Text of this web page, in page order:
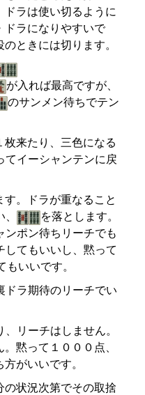
ドラは使い切るように
ドラになりやすいで
ときには切ります。
が入れば最高ですが、
のサンメン待ちでテン
来たり、三色になる
てイーシャンテンに戻
。ドラが重なること
を落とします。
ンポン待ちリーチでも
してもいいし、黙って
もいいです。
ドラ期待のリーチでい
、リーチはしません。
黙って１０００点、
がいいです。
状況次第でその取捨